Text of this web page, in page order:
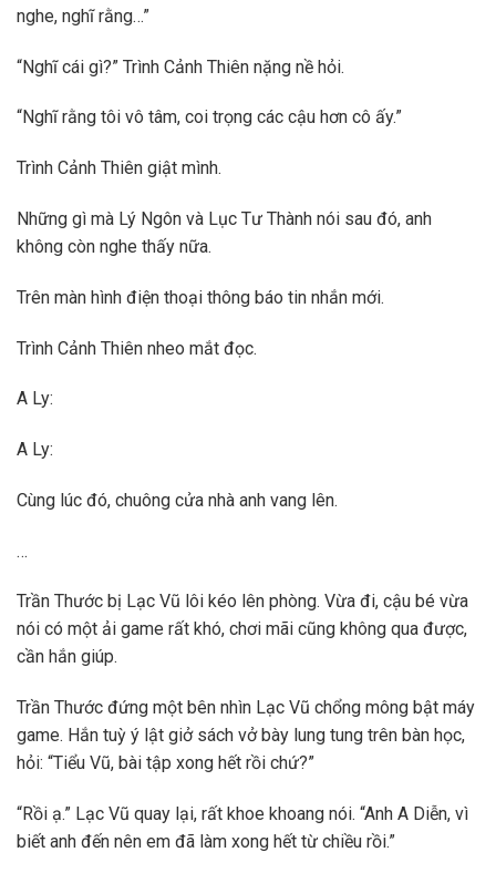
nghe, nghĩ rằng…”
“Nghĩ cái gì?” Trình Cảnh Thiên nặng nề hỏi.
“Nghĩ rằng tôi vô tâm, coi trọng các cậu hơn cô ấy.”
Trình Cảnh Thiên giật mình.
Những gì mà Lý Ngôn và Lục Tư Thành nói sau đó, anh
không còn nghe thấy nữa.
Trên màn hình điện thoại thông báo tin nhắn mới.
Trình Cảnh Thiên nheo mắt đọc.
A Ly:
A Ly:
Cùng lúc đó, chuông cửa nhà anh vang lên.
…
Trần Thước bị Lạc Vũ lôi kéo lên phòng. Vừa đi, cậu bé vừa
nói có một ải game rất khó, chơi mãi cũng không qua được,
cần hắn giúp.
Trần Thước đứng một bên nhìn Lạc Vũ chổng mông bật máy
game. Hắn tuỳ ý lật giở sách vở bày lung tung trên bàn học,
hỏi: “Tiểu Vũ, bài tập xong hết rồi chứ?”
“Rồi ạ.” Lạc Vũ quay lại, rất khoe khoang nói. “Anh A Diễn, vì
biết anh đến nên em đã làm xong hết từ chiều rồi.”